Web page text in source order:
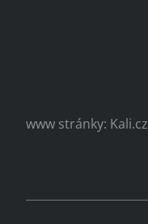
www stránky: Kali.cz